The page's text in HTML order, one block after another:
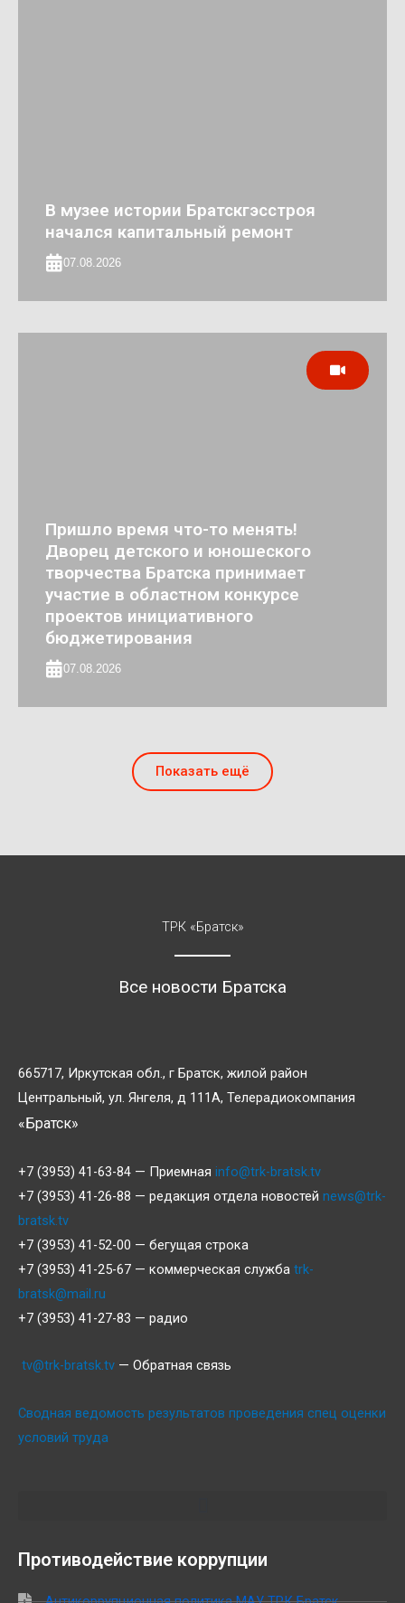
В музее истории Братскгэсстроя
начался капитальный ремонт
07.08.2026
Пришло время что-то менять!
Дворец детского и юношеского
творчества Братска принимает
участие в областном конкурсе
проектов инициативного
бюджетирования
07.08.2026
Показать ещё
ТРК «Братск»
Все новости Братска
665717, Иркутская обл., г Братск, жилой район
Центральный, ул. Янгеля, д 111А, Телерадиокомпания
«Братск»
+7 (3953) 41-63-84 — Приемная info@trk-bratsk.tv
+7 (3953) 41-26-88 — редакция отдела новостей news@trk-
bratsk.tv
+7 (3953) 41-52-00 — бегущая строка
+7 (3953) 41-25-67 — коммерческая служба trk-
bratsk@mail.ru
+7 (3953) 41-27-83 — радио
tv@trk-bratsk.tv — Обратная связь
Сводная ведомость результатов проведения спец оценки
условий труда
Противодействие коррупции